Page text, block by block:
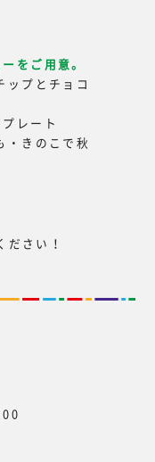
をご用意。
プとチョコ
レート
きのこで秋
さい！